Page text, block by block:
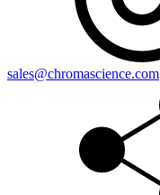
sales@chromascience.com